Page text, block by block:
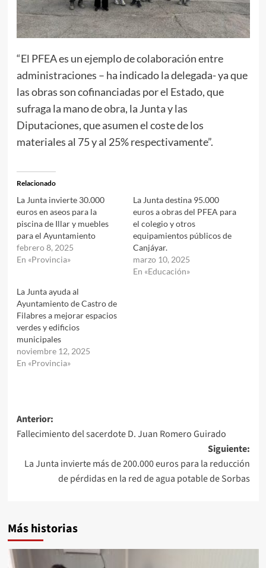
“El PFEA es un ejemplo de colaboración entre
administraciones – ha indicado la delegada- ya que
las obras son cofinanciadas por el Estado, que
sufraga la mano de obra, la Junta y las
Diputaciones, que asumen el coste de los
materiales al 75 y al 25% respectivamente”.
Relacionado
La Junta invierte 30.000
euros en aseos para la
piscina de Illar y muebles
para el Ayuntamiento
febrero 8, 2025
En «Provincia»
La Junta destina 95.000
euros a obras del PFEA para
el colegio y otros
equipamientos públicos de
Canjáyar.
marzo 10, 2025
En «Educación»
La Junta ayuda al
Ayuntamiento de Castro de
Filabres a mejorar espacios
verdes y edificios
municipales
noviembre 12, 2025
En «Provincia»
Navegación
de
entradas
Anterior:
Fallecimiento del sacerdote D. Juan Romero Guirado
Siguiente:
La Junta invierte más de 200.000 euros para la reducción
de pérdidas en la red de agua potable de Sorbas
Más historias